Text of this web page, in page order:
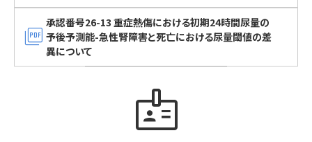
picture_as_pdf 承認番号26-13 重症熱傷における初期24時間尿量の
予後予測能-急性腎障害と死亡における尿量閾値の差
異について
badge